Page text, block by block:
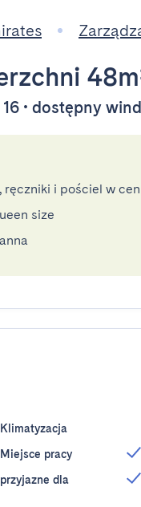
• dostępny
ręczniki i pościel w
size
Klimatyzacja
Miejsce pracy
przyjazne dla